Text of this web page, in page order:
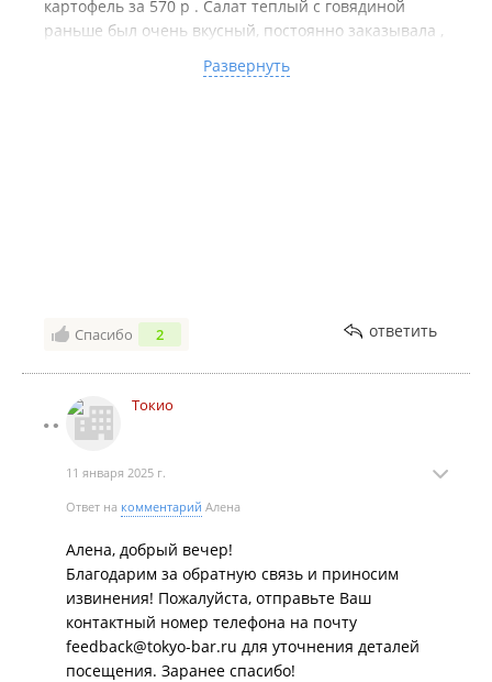
картофель за 570 р . Салат теплый с говядиной
раньше был очень вкусный, постоянно заказывала ,
пережаренной засушенной говядиной , скажите
Развернуть
Спасибо 2 ответить
Токио
11 января 2025 г.
Ответ на комментарий Алена
Алена, добрый вечер!
Благодарим за обратную связь и приносим
извинения! Пожалуйста, отправьте Ваш
контактный номер телефона на почту
feedback@tokyo-bar.ru для уточнения деталей
посещения. Заранее спасибо!